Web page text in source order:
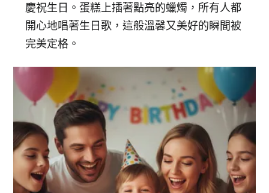
慶祝生日。蛋糕上插著點亮的蠟燭，所有人都
開心地唱著生日歌，這般溫馨又美好的瞬間被
完美定格。